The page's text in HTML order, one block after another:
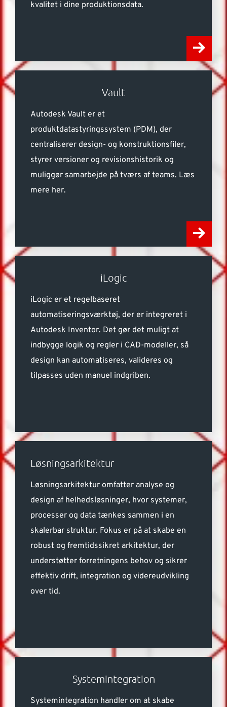
kvalitet i dine produktionsdata.
Vault
Autodesk Vault er et
produktdatastyringssystem (PDM), der
centraliserer design- og konstruktionsfiler,
styrer versioner og revisionshistorik og
muliggør samarbejde på tværs af teams. Læs
mere her.
iLogic
iLogic er et regelbaseret
automatiseringsværktøj, der er integreret i
Autodesk Inventor. Det gør det muligt at
indbygge logik og regler i CAD-modeller, så
design kan automatiseres, valideres og
tilpasses uden manuel indgriben.
Løsningsarkitektur
Løsningsarkitektur omfatter analyse og
design af helhedsløsninger, hvor systemer,
processer og data tænkes sammen i en
skalerbar struktur. Fokus er på at skabe en
robust og fremtidssikret arkitektur, der
understøtter forretningens behov og sikrer
effektiv drift, integration og videreudvikling
over tid.
Systemintegration
Systemintegration handler om at skabe